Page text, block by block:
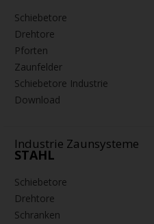
Schiebetore
Drehtore
Pforten
Zaunfelder
Schiebetore Industrie
Download
Industrie Zaunsysteme
STAHL
Schiebetore
Drehtore
Schranken